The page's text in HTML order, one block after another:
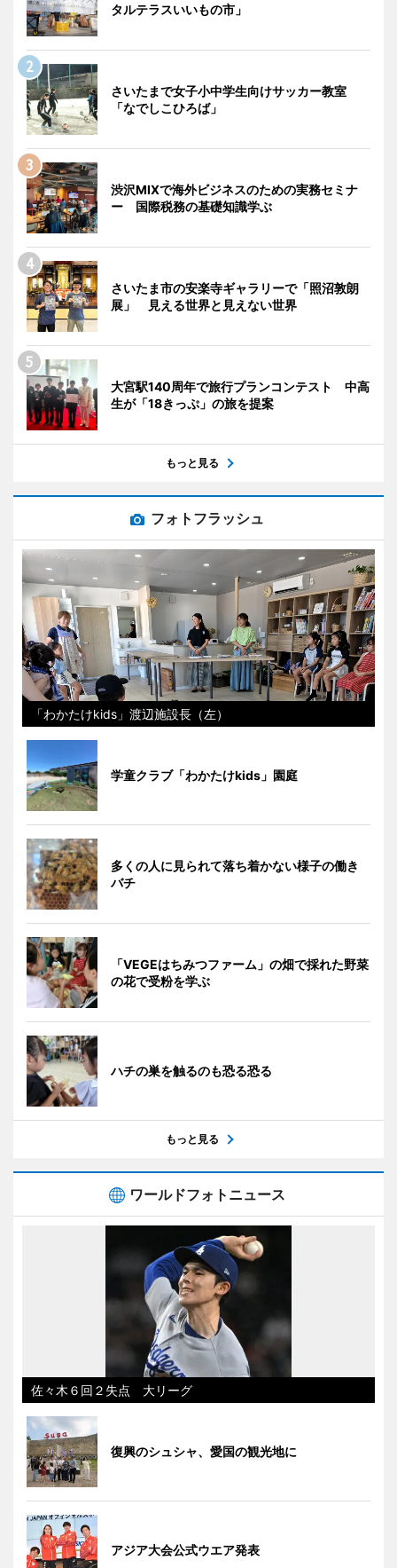
タルテラスいいもの市」
さいたまで女子小中学生向けサッカー教室
「なでしこひろば」
渋沢MIXで海外ビジネスのための実務セミナ
ー 国際税務の基礎知識学ぶ
さいたま市の安楽寺ギャラリーで「照沼敦朗
展」 見える世界と見えない世界
大宮駅140周年で旅行プランコンテスト 中高
生が「18きっぷ」の旅を提案
もっと見る
フォトフラッシュ
「わかたけkids」渡辺施設長（左）
学童クラブ「わかたけkids」園庭
多くの人に見られて落ち着かない様子の働き
バチ
「VEGEはちみつファーム」の畑で採れた野菜
の花で受粉を学ぶ
ハチの巣を触るのも恐る恐る
もっと見る
ワールドフォトニュース
佐々木６回２失点 大リーグ
復興のシュシャ、愛国の観光地に
アジア大会公式ウエア発表